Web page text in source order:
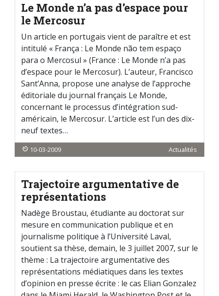
Le Monde n’a pas d’espace pour
le Mercosur
Un article en portugais vient de paraître et est
intitulé « França : Le Monde não tem espaço
para o Mercosul » (France : Le Monde n’a pas
d’espace pour le Mercosur). L’auteur, Francisco
Sant’Anna, propose une analyse de l’approche
éditoriale du journal français Le Monde,
concernant le processus d’intégration sud-
américain, le Mercosur. L’article est l’un des dix-
neuf textes…
10-03-2009 Actualités
Trajectoire argumentative de
représentations
Nadège Broustau, étudiante au doctorat sur
mesure en communication publique et en
journalisme politique à l’Université Laval,
soutient sa thèse, demain, le 3 juillet 2007, sur le
thème : La trajectoire argumentative des
représentations médiatiques dans les textes
d’opinion en presse écrite : le cas Elian Gonzalez